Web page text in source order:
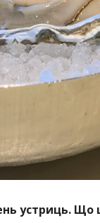
устриць. Що